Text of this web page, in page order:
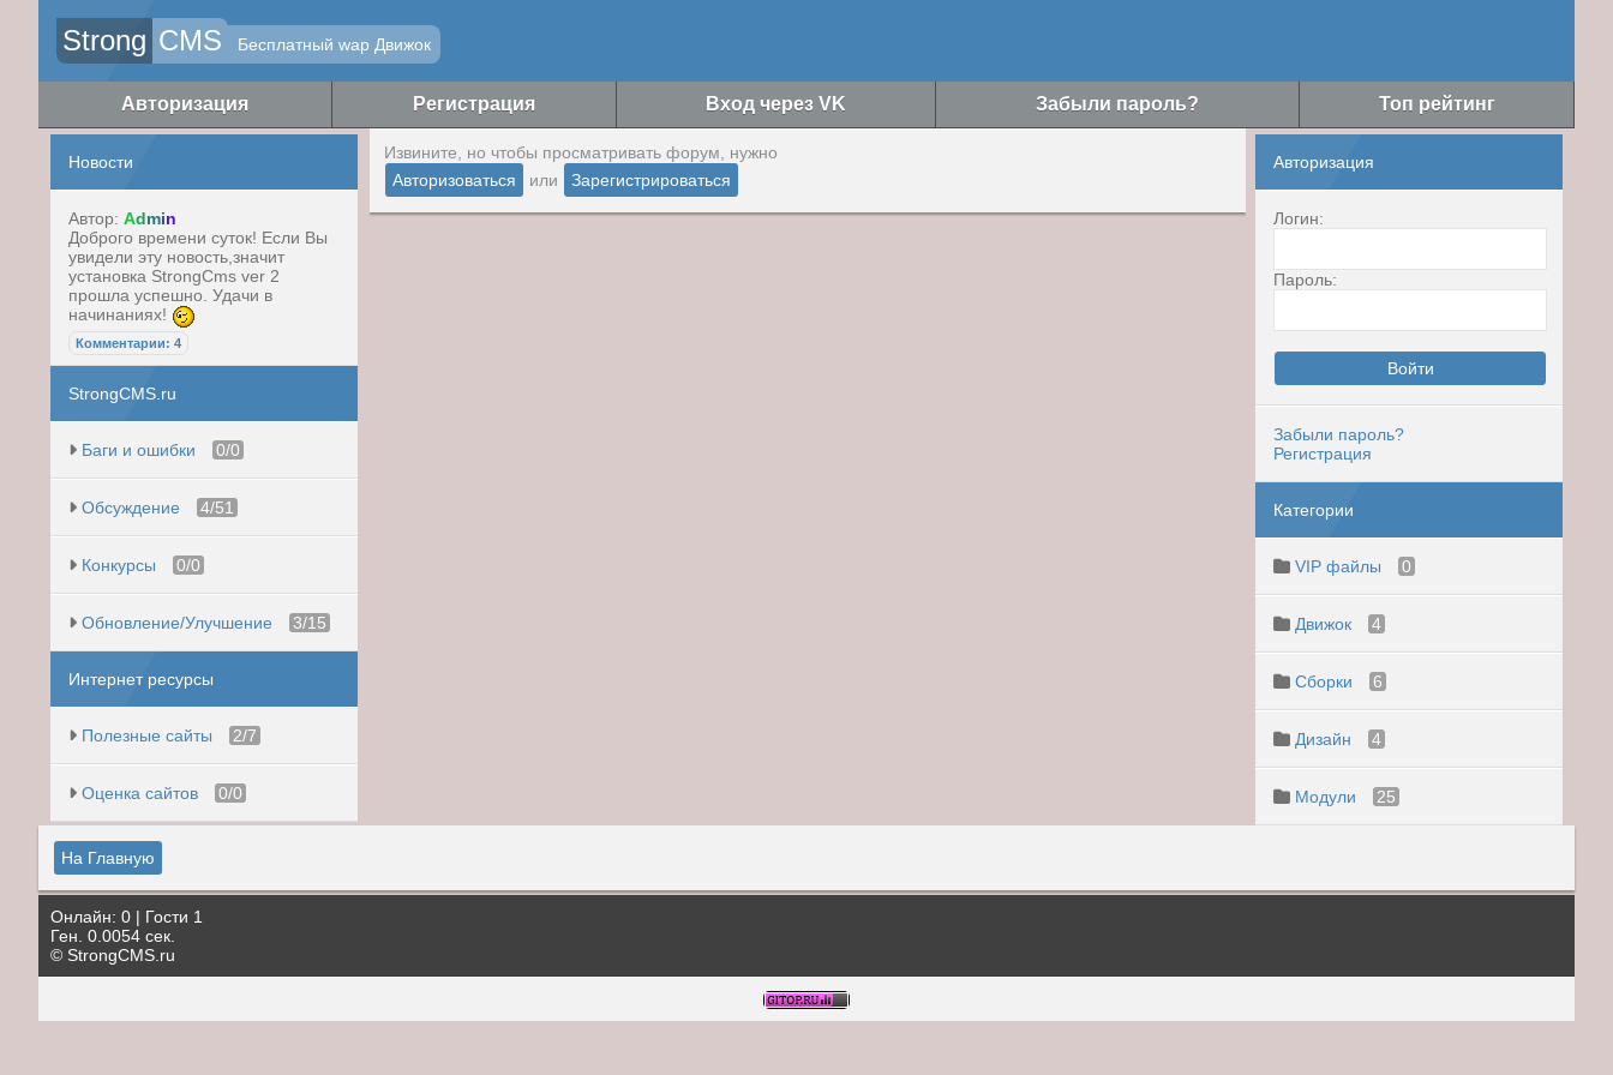
Strong CMS Бесплатный wap Движок
Авторизация Регистрация Вход через VK Забыли пароль? Топ рейтинг
Новости
Автор: Admin
Доброго времени суток! Если Вы
увидели эту новость,значит
установка StrongCms ver 2
прошла успешно. Удачи в
начинаниях!
Комментарии: 4
StrongCMS.ru
Баги и ошибки 0/0
Обсуждение 4/51
Конкурсы 0/0
Обновление/Улучшение 3/15
Интернет ресурсы
Полезные сайты 2/7
Оценка сайтов 0/0
Извините, но чтобы просматривать форум, нужно
Авторизоваться
или Зарегистрироваться
Авторизация
Логин:
Пароль:
Забыли пароль?
Регистрация
Категории
VIP файлы 0
Движок 4
Сборки 6
Дизайн 4
Модули 25
На Главную
Онлайн: 0 | Гости 1
Ген. 0.0054 сек.
© StrongCMS.ru